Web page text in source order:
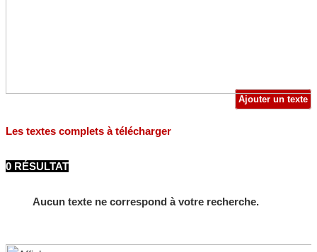
Ajouter un texte
Les textes complets à télécharger
0 RÉSULTAT
Aucun texte ne correspond à votre recherche.